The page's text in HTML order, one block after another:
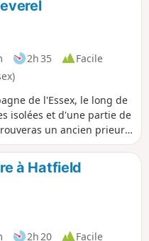
traversant des
promenade hivernale,
dans l'Essex, elle peut
2h 35
Facile
de l'Essex, le long de
isolées et d'une partie de
un ancien prieuré
salon de thé), le cottage
Cottage, un gué et l'église
à Hatfield
2h 20
Facile